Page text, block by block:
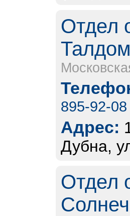
Отдел
895-92-08
Адрес:
Дубна,
Отдел